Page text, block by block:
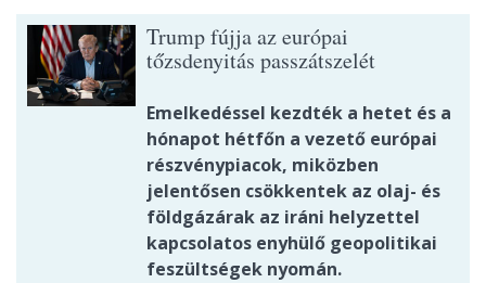
Trump fújja az európai
tőzsdenyitás passzátszelét
Emelkedéssel kezdték a hetet és a
hónapot hétfőn a vezető európai
részvénypiacok, miközben
jelentősen csökkentek az olaj- és
földgázárak az iráni helyzettel
kapcsolatos enyhülő geopolitikai
feszültségek nyomán.